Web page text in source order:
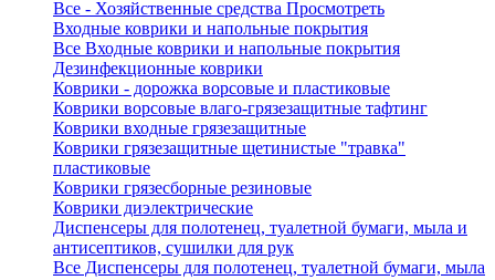
Все - Хозяйственные средства Просмотреть
Входные коврики и напольные покрытия
Все Входные коврики и напольные покрытия
Дезинфекционные коврики
Коврики - дорожка ворсовые и пластиковые
Коврики ворсовые влаго-грязезащитные тафтинг
Коврики входные грязезащитные
Коврики грязезащитные щетинистые "травка"
пластиковые
Коврики грязесборные резиновые
Коврики диэлектрические
Диспенсеры для полотенец, туалетной бумаги, мыла и
антисептиков, сушилки для рук
Все Диспенсеры для полотенец, туалетной бумаги, мыла